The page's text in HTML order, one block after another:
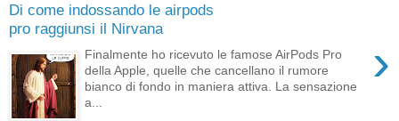
Di come indossando le airpods
pro raggiunsi il Nirvana
›
Finalmente ho ricevuto le famose AirPods Pro
della Apple, quelle che cancellano il rumore
bianco di fondo in maniera attiva. La sensazione
a...